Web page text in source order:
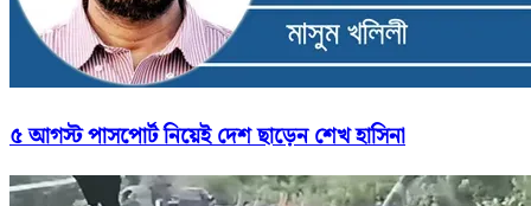
৫ আগস্ট পাসপোর্ট নিয়েই দেশ ছাড়েন শেখ হাসিনা